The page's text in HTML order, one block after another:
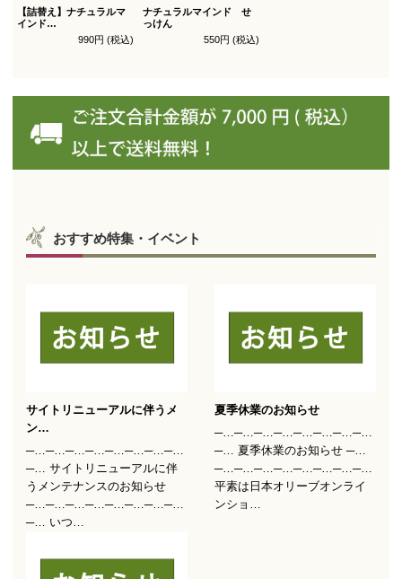
【詰替え】ナチュラルマ
インド
990円 (税込)
ナチュラルマインド せ
っけん
550円 (税込)